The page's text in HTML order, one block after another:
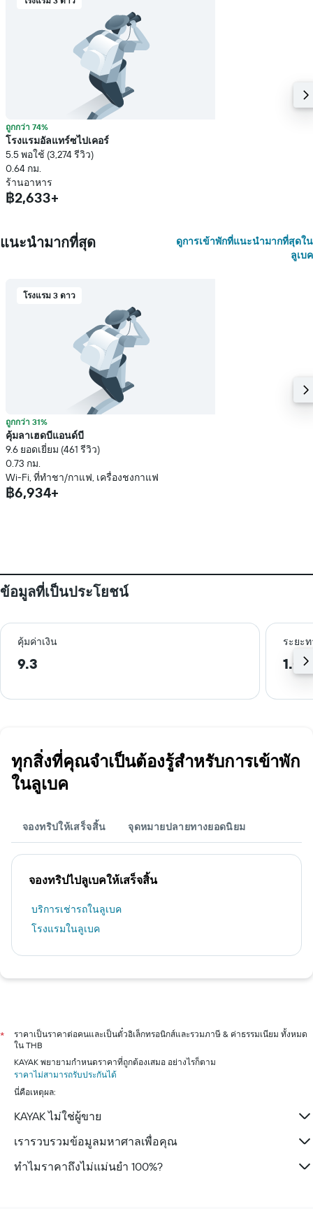
ถูกกว่า 74%
โรงแรมอัลแทร์ซไปเคอร์
5.5 พอใช้ (3,274 รีวิว)
0.64 กม.
ร้านอาหาร
฿2,633+
แนะนำมากที่สุด
ดูการเข้าพักที่แนะนำมากที่สุดใน
ลูเบค
โรงแรม 3 ดาว
ถูกกว่า 31%
คุ้มลาเฮดบีแอนด์บี
9.6 ยอดเยี่ยม (461 รีวิว)
0.73 กม.
Wi-Fi, ที่ทำชา/กาแฟ, เครื่องชงกาแฟ
฿6,934+
ข้อมูลที่เป็นประโยชน์
คุ้มค่าเงิน ระยะท
9.3 1.0
ทุกสิ่งที่คุณจำเป็นต้องรู้สำหรับการเข้าพัก
ในลูเบค
จองทริปให้เสร็จสิ้น จุดหมายปลายทางยอดนิยม
จองทริปไปลูเบคให้เสร็จสิ้น
บริการเช่ารถในลูเบค
โรงแรมในลูเบค
*
ราคาเป็นราคาต่อคนและเป็นตั๋วอิเล็กทรอนิกส์และรวมภาษี & ค่าธรรมเนียม ทั้งหมด
ใน THB
KAYAK พยายามกำหนดราคาที่ถูกต้องเสมอ อย่างไรก็ตาม
ราคาไม่สามารถรับประกันได้
นี่คือเหตุผล:
KAYAK ไม่ใช่ผู้ขาย
เรารวบรวมข้อมูลมหาศาลเพื่อคุณ
ทำไมราคาถึงไม่แม่นยำ 100%?